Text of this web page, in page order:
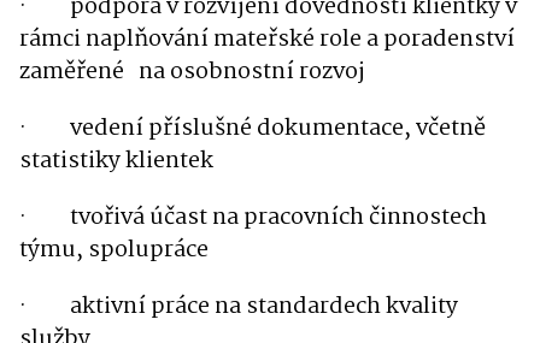
rámci naplňování mateřské role a poradenství
zaměřené na osobnostní rozvoj
·
vedení příslušné dokumentace, včetně
statistiky klientek
·
tvořivá účast na pracovních činnostech
týmu, spolupráce
·
aktivní práce na standardech kvality